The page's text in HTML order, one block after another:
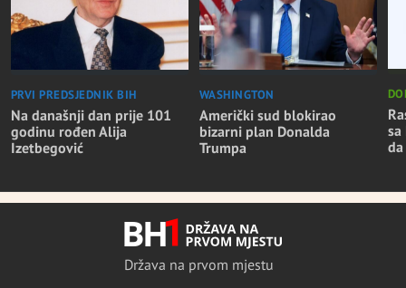
PRVI PREDSJEDNIK BIH
Na današnji dan prije 101
godinu rođen Alija
Izetbegović
WASHINGTON
Američki sud blokirao
bizarni plan Donalda
Trumpa
Država na prvom mjestu